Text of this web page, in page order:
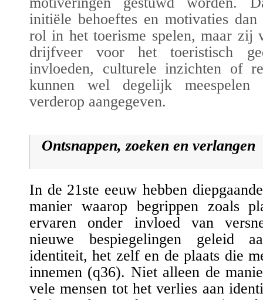
initiële behoeftes en motivaties dan
rol in het toerisme spelen, maar zij
drijfveer voor het toeristisch
invloeden, culturele inzichten of
kunnen wel degelijk meespelen
verderop aangegeven.
Ontsnappen, zoeken en verlangen
In de 21ste eeuw hebben diepgaande
manier waarop begrippen zoals
ervaren onder invloed van
nieuwe bespiegelingen geleid
identiteit, het zelf en de plaats die
innemen (q36). Niet alleen de
vele mensen tot het verlies aan